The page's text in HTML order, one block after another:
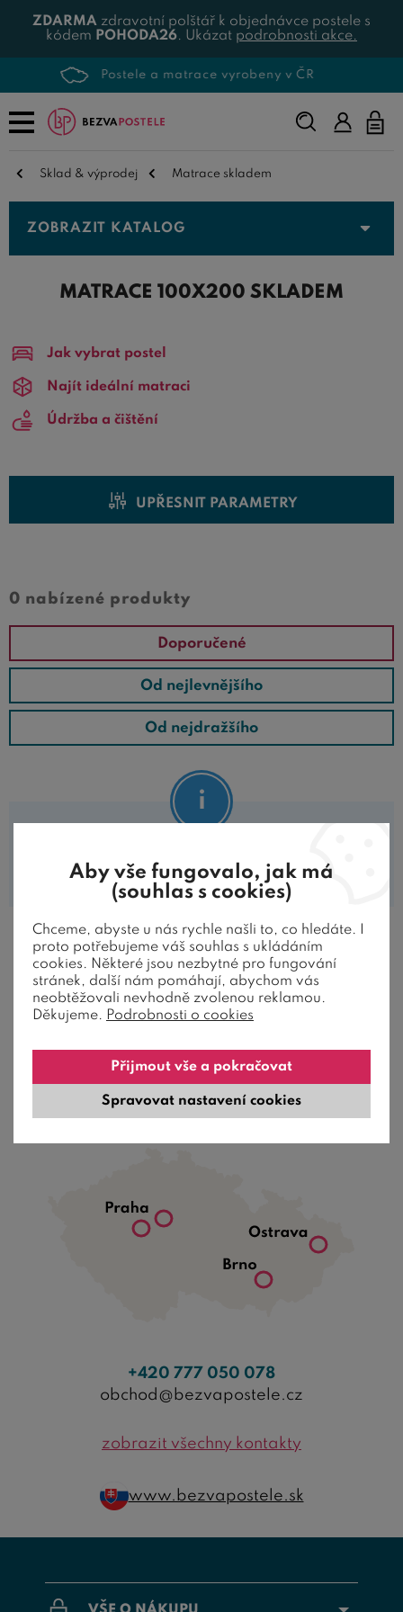
ZDARMA zdravotní polštář k objednávce postele s
kódem POHODA26. Ukázat podrobnosti akce.
Více než 500 produktů skladem
Napište,
co
Sklad & výprodej Matrace skladem
ZOBRAZIT KATALOG
MATRACE 100X200 SKLADEM
Jak vybrat postel
Najít ideální matraci
Údržba a čištění
UPŘESNIT PARAMETRY
0 nabízené produkty
Doporučené
Od nejlevnějšího
Od nejdražšího
V této kategorii nejsou zařazeny žádné
produkty.
JAK ZÁKAZNÍCI HODNOTÍ NAŠE
POSTELE
PRODEJNA, OSOBNÍ ODBĚRY
+420 777 050 078
obchod@bezvapostele.cz
zobrazit všechny kontakty
www.bezvapostele.sk
Aby vše fungovalo, jak má
(souhlas s cookies)
Chceme, abyste u nás rychle našli to, co hledáte. I
proto potřebujeme váš souhlas s ukládáním
cookies. Některé jsou nezbytné pro fungování
stránek, další nám pomáhají, abychom vás
neobtěžovali nevhodně zvolenou reklamou.
Děkujeme. Podrobnosti o cookies
Spravovat nastavení cookies
Přijmout vše a pokračovat